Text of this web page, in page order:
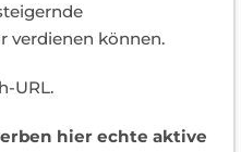
verdienen können.
URL.
hier echte aktive